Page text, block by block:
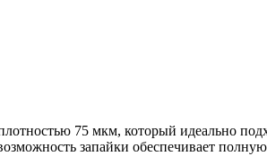
75 мкм, который идеально
запайки обеспечивает